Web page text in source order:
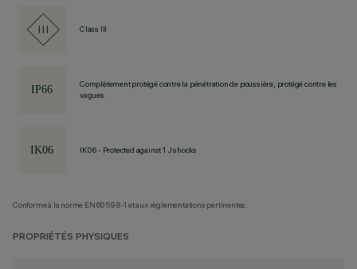
Class III
Complètement protégé contre la pénétration de poussière, protégé contre les
vagues.
IK06 - Protected against 1 J shocks
Conforme à la norme EN60598-1 et aux réglementations pertinentes.
PROPRIÉTÉS PHYSIQUES